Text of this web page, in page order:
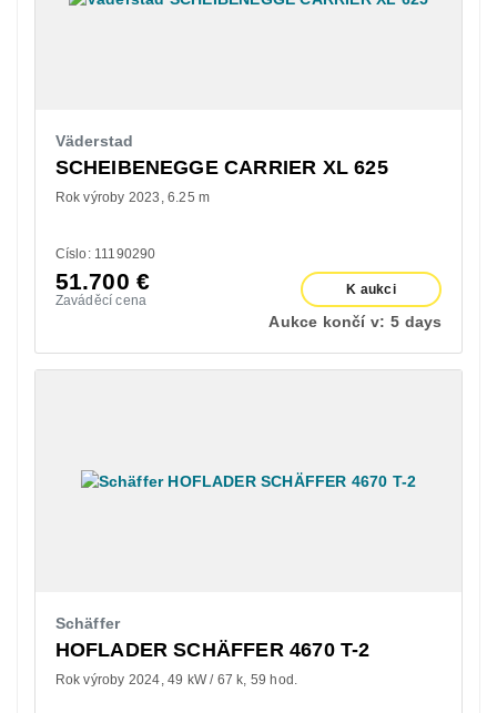
Väderstad
SCHEIBENEGGE CARRIER XL 625
Rok výroby 2023 6.25 m
Císlo: 11190290
51.700 €
Zaváděcí cena
K aukci
Aukce končí v: 5 days
Schäffer
HOFLADER SCHÄFFER 4670 T-2
Rok výroby 2024 49 kW / 67 k 59 hod.